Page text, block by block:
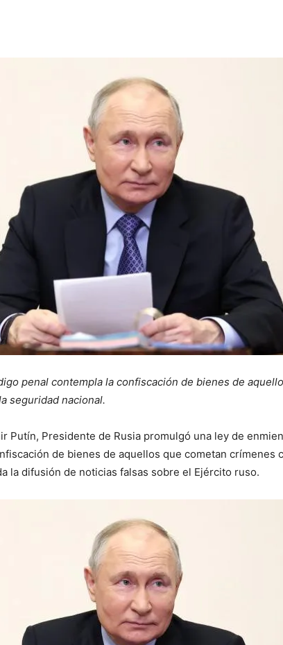
penal contempla la confiscación de bienes de
seguridad nacional.
Putín, Presidente de Rusia promulgó una ley de
de bienes de aquellos que cometan crímenes
la difusión de noticias falsas sobre el Ejército ruso.